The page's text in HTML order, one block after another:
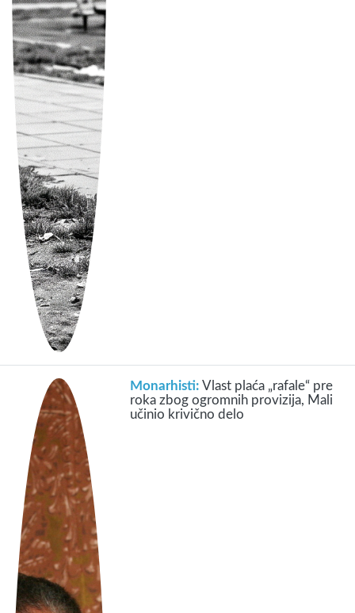
Monarhisti:Vlast plaća „rafale“ pre
roka zbog ogromnih provizija, Mali
učinio krivično delo